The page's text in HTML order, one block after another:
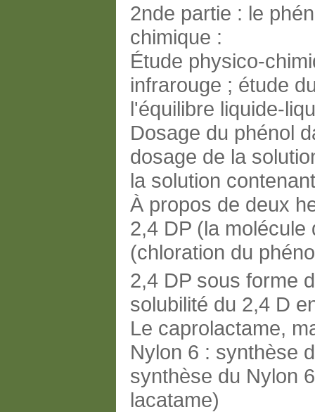
2nde partie : le
chimique :
Étude physico-
infrarouge ; étude
l'équilibre liquide-
Dosage du phénol
dosage de la
la solution
À propos de deux
2,4 DP (la
(chloration du
2,4 DP sous forme
solubilité du 2,4 D
Le caprolactame,
Nylon 6 : synthèse
synthèse du Nylon
lacatame)